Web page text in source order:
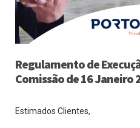
Regulamento de
Comissão de 16 Janeiro
Estimados Clientes,